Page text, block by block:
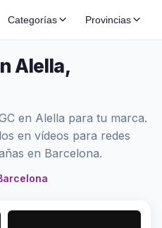
Categorías Provincias
Alella,
en Alella para tu marca.
en vídeos para redes
en Barcelona.